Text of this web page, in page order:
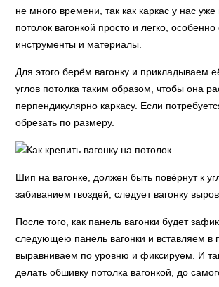
не много времени, так как каркас у нас
потолок вагонкой просто и легко, особенно
инструменты и материалы.
Для этого берём вагонку и прикладываем
углов потолка таким образом, чтобы она
перпендикулярно каркасу. Если
обрезать по размеру.
Шип на вагонке, должен быть повёрнут к
забиванием гвоздей, следует вагонку
После того, как панель вагонки будет
следующею панель вагонки и вставляем в
выравниваем по уровню и фиксируем. И
делать обшивку потолка вагонкой, до